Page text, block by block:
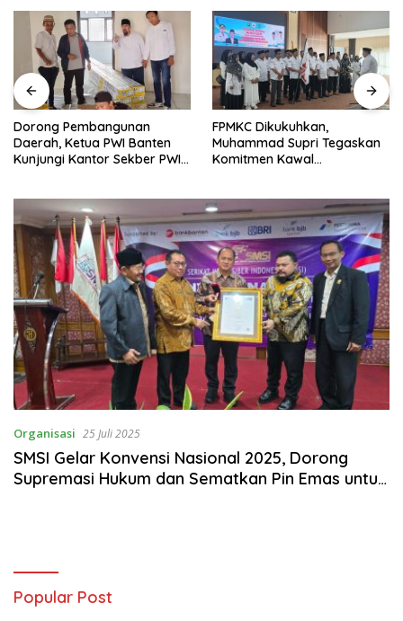
Dorong Pembangunan
Daerah, Ketua PWI Banten
Kunjungi Kantor Sekber PWI
FPMKC Dikukuhkan,
Muhammad Supri Tegaskan
Komitmen Kawal
Organisasi 25 Juli 2025
SMSI Gelar Konvensi Nasional 2025, Dorong
Supremasi Hukum dan Sematkan Pin Emas untuk
Popular Post